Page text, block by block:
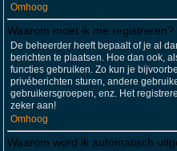
Omhoog
Waarom moet ik me registreren?
De beheerder heeft bepaalt of je al
berichten te plaatsen. Hoe dan ook,
functies gebruiken. Zo kun je
privéberichten sturen, andere
gebruikersgroepen, enz. Het
zeker aan!
Omhoog
Waarom word ik automatisch